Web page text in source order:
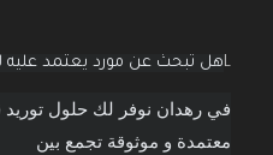
تبحث عن مورد يعتمد عليه لقطع
نوفر لك حلول توريد قطع غيار
و موثوقة تجمع بين